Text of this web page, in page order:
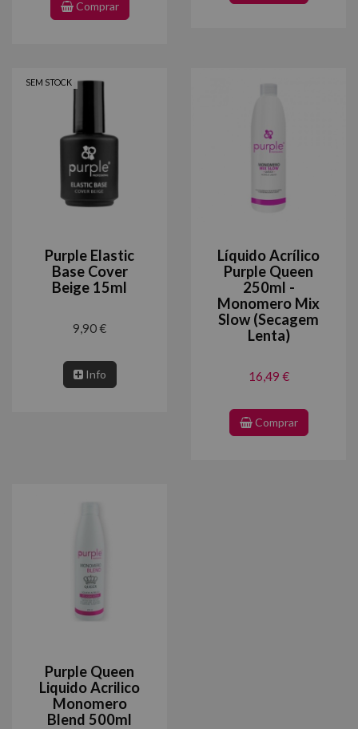
Comprar
SEM STOCK
Purple Elastic
Base Cover
Beige 15ml
9,90 €
Info
Líquido Acrílico
Purple Queen
250ml -
Monomero Mix
Slow (Secagem
Lenta)
16,49 €
Comprar
Purple Queen
Liquido Acrilico
Monomero
Blend 500ml